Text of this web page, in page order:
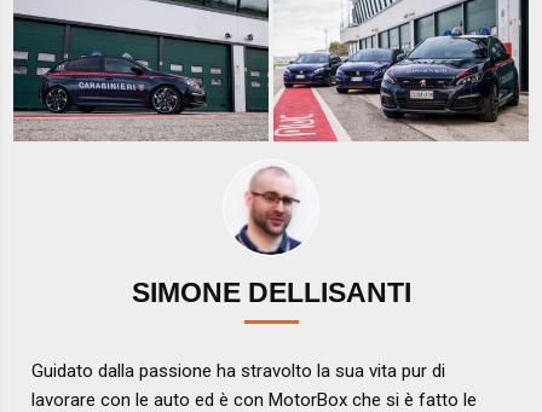
SIMONE DELLISANTI
Guidato dalla passione ha stravolto la sua vita pur di
lavorare con le auto ed è con MotorBox che si è fatto le